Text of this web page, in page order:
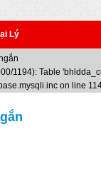
Lý
1194): Table
on line